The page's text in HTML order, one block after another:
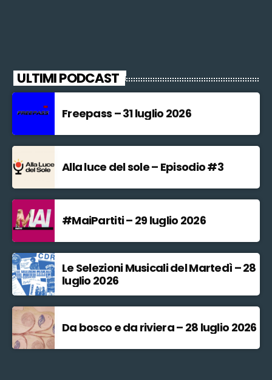
ULTIMI PODCAST
Freepass – 31 luglio 2026
Alla luce del sole – Episodio #3
#MaiPartiti – 29 luglio 2026
Le Selezioni Musicali del Martedì – 28
luglio 2026
Da bosco e da riviera – 28 luglio 2026